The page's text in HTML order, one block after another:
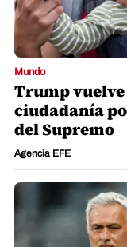
Mundo
Trump
ciudadanía
del Supremo
Agencia EFE